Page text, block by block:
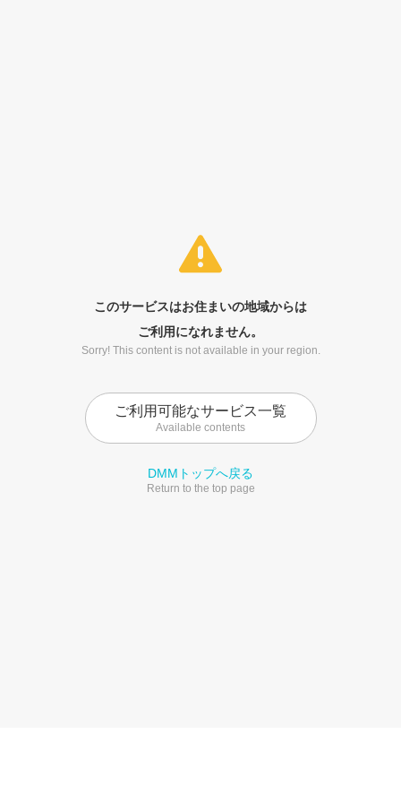
このサービスはお住まいの地域からは
ご利用になれません。
Sorry! This content is not available in your region.
ご利用可能なサービス一覧
Available contents
DMMトップへ戻る
Return to the top page